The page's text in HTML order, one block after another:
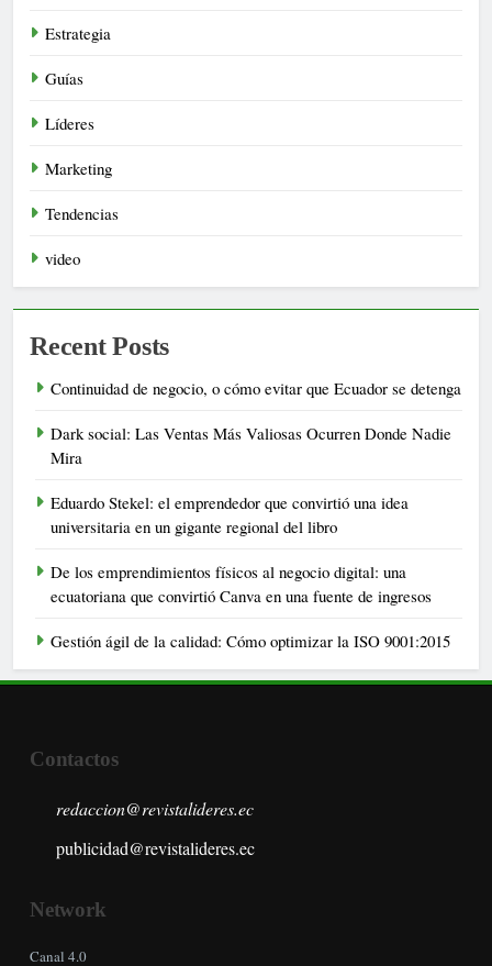
Estrategia
Guías
Líderes
Marketing
Tendencias
video
Recent Posts
Continuidad de negocio, o cómo evitar que Ecuador se detenga
Dark social: Las Ventas Más Valiosas Ocurren Donde Nadie
Mira
Eduardo Stekel: el emprendedor que convirtió una idea
universitaria en un gigante regional del libro
De los emprendimientos físicos al negocio digital: una
ecuatoriana que convirtió Canva en una fuente de ingresos
Gestión ágil de la calidad: Cómo optimizar la ISO 9001:2015
Contactos
redaccion@revistalideres.ec
publicidad@revistalideres.ec
Network
Canal 4.0